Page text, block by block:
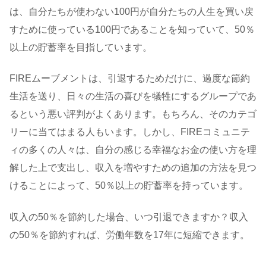
は、自分たちが使わない100円が自分たちの人生を買い戻
すために使っている100円であることを知っていて、50％
以上の貯蓄率を目指しています。
FIREムーブメントは、引退するためだけに、過度な節約
生活を送り、日々の生活の喜びを犠牲にするグループであ
るという悪い評判がよくあります。もちろん、そのカテゴ
リーに当てはまる人もいます。しかし、FIREコミュニテ
ィの多くの人々は、自分の感じる幸福なお金の使い方を理
解した上で支出し、収入を増やすための追加の方法を見つ
けることによって、50％以上の貯蓄率を持っています。
収入の50％を節約した場合、いつ引退できますか？収入
の50％を節約すれば、労働年数を17年に短縮できます。